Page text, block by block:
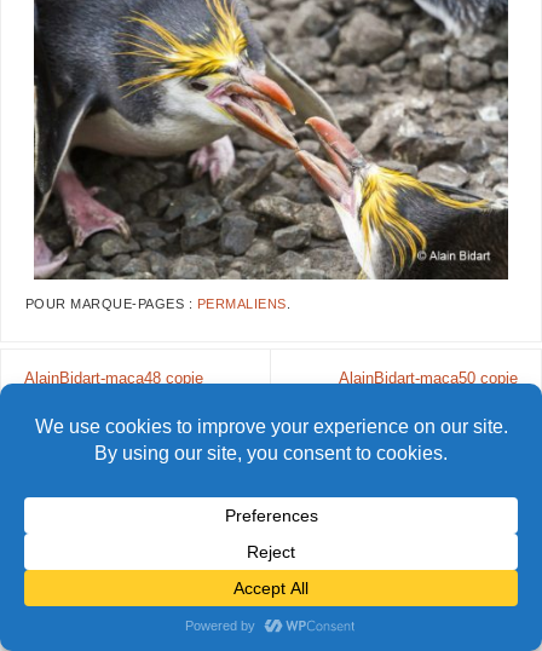
POUR MARQUE-PAGES : PERMALIENS
AlainBidart-maca48 copie AlainBidart-maca50 copie